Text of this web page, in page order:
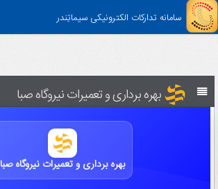
سامانه تدارکات الکترونیکی سیماتِندر
بهره برداری و تعمیرات نیروگاه صبا
بهره برداری و تعمیرات نیروگاه صبا